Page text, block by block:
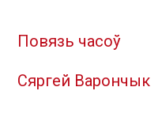
Повязь часоў
Сяргей Варончык